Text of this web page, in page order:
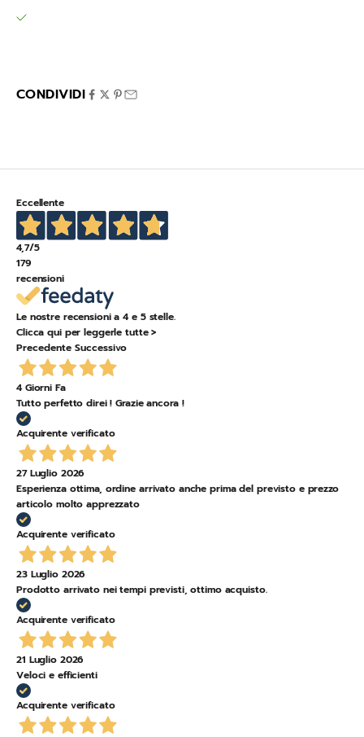
CONDIVIDI
Eccellente
4,7/5
179
recensioni
Le nostre recensioni a 4 e 5 stelle.
Clicca qui per leggerle tutte >
Precedente Successivo
4 Giorni Fa
Tutto perfetto direi ! Grazie ancora !
Acquirente verificato
27 Luglio 2026
Esperienza ottima, ordine arrivato anche prima del previsto e prezzo
articolo molto apprezzato
Acquirente verificato
23 Luglio 2026
Prodotto arrivato nei tempi previsti, ottimo acquisto.
Acquirente verificato
21 Luglio 2026
Veloci e efficienti
Acquirente verificato